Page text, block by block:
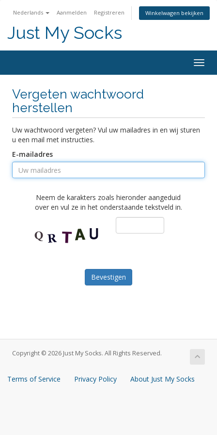
Nederlands Aanmelden Registreren Winkelwagen bekijken
Just My Socks
Vergeten wachtwoord
herstellen
Uw wachtwoord vergeten? Vul uw mailadres in en wij sturen
u een mail met instructies.
E-mailadres
Neem de karakters zoals hieronder aangeduid
over en vul ze in het onderstaande tekstveld in.
Bevestigen
Copyright © 2026 Just My Socks. All Rights Reserved.
Terms of Service Privacy Policy About Just My Socks